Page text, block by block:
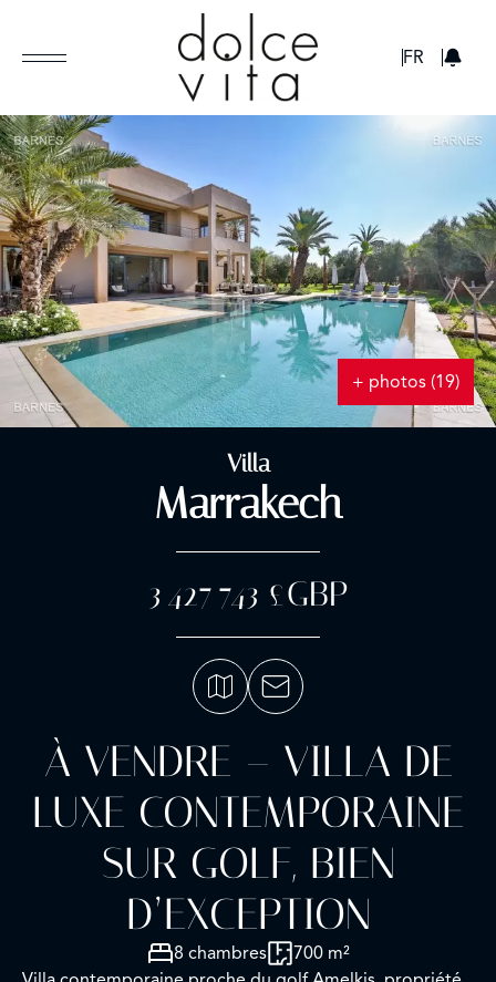
FR
+ photos (19)
Villa
Marrakech
3 427 743 £GBP
À VENDRE – VILLA DE
LUXE CONTEMPORAINE
SUR GOLF, BIEN
D’EXCEPTION
8 chambres
700 m²